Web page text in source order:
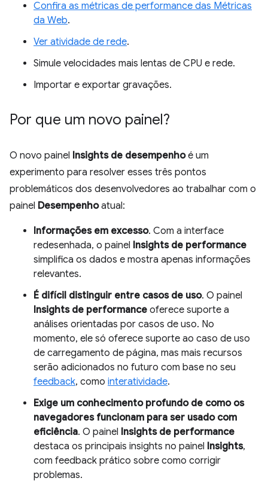
Confira as métricas de performance das Métricas
da Web.
Ver atividade de rede.
Simule velocidades mais lentas de CPU e rede.
Importar e exportar gravações.
Por que um novo painel?
O novo painel Insights de desempenhoé um
experimento para resolver esses três pontos
problemáticos dos desenvolvedores ao trabalhar com o
painel Desempenhoatual:
Informações em excesso. Com a interface
redesenhada, o painel Insights de performance
simplifica os dados e mostra apenas informações
relevantes.
É difícil distinguir entre casos de uso. O painel
Insights de performance oferece suporte a
análises orientadas por casos de uso. No
momento, ele só oferece suporte ao caso de uso
de carregamento de página, mas mais recursos
serão adicionados no futuro com base no seu
feedback, como interatividade.
Exige um conhecimento profundo de como os
navegadores funcionam para ser usado com
eficiência. O painel Insights de performance
destaca os principais insights no painel Insights,
com feedback prático sobre como corrigir
problemas.